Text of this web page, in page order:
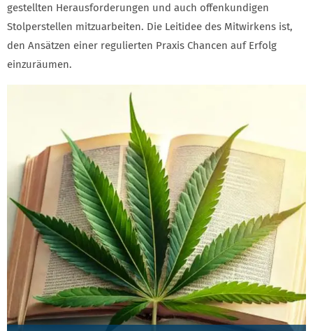
gestellten Herausforderungen und auch offenkundigen
Stolperstellen mitzuarbeiten. Die Leitidee des Mitwirkens ist,
den Ansätzen einer regulierten Praxis Chancen auf Erfolg
einzuräumen.